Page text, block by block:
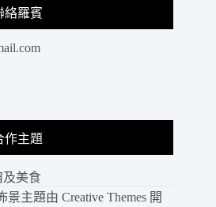
絡羅賓
作主題
及美食
景主題由 Creative Themes 開